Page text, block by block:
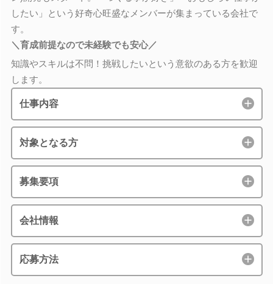
したい」という好奇心旺盛なメンバーが集まっている会社で
す。
＼育成前提なので未経験でも安心／
知識やスキルは不問！挑戦したいという意欲のある方を歓迎
します。
仕事内容
対象となる方
募集要項
会社情報
応募方法